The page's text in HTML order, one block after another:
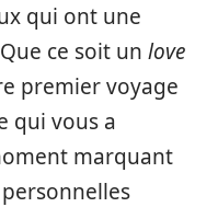
qui ont une
ce soit un love
premier voyage
qui vous a
marquant